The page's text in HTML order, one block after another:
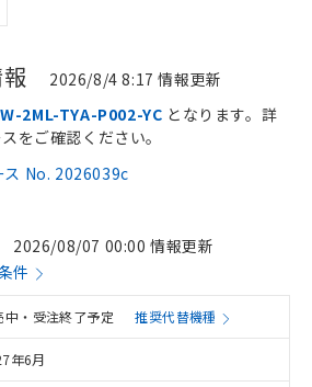
2026/8/4 8:17 情報更新
ス No. 2026039c
2ML-TYA-P002-YC となります。詳
をご確認ください。
2026/08/07 00:00 情報更新
件
中・受注終了予定 推奨代替機種
年6月